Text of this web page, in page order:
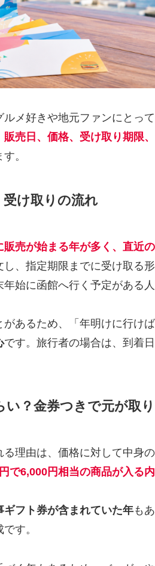
メ好きや地元ファンにとっ
販売日、価格、受け取り期限
。
け取りの流れ
販売が始まる年が多く、直近
、指定期限までに受け取る
始に函館へ行く予定がある
あるため、「年明けに行け
です。旅行者の場合は、到着
？金券つきで元が取
理由は、価格に対して中身
で6,000円相当の商品が入る
ギフト券が含まれていた年も
す。